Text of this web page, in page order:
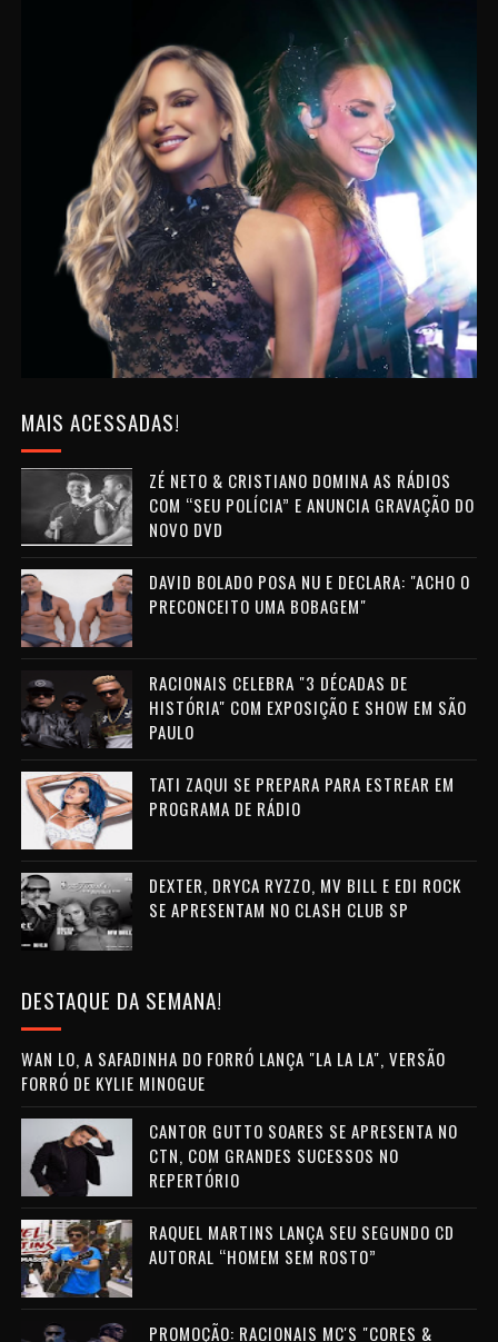
MAIS ACESSADAS!
ZÉ NETO & CRISTIANO DOMINA AS RÁDIOS
COM “SEU POLÍCIA” E ANUNCIA GRAVAÇÃO DO
NOVO DVD
DAVID BOLADO POSA NU E DECLARA: "ACHO O
PRECONCEITO UMA BOBAGEM"
RACIONAIS CELEBRA "3 DÉCADAS DE
HISTÓRIA" COM EXPOSIÇÃO E SHOW EM SÃO
PAULO
TATI ZAQUI SE PREPARA PARA ESTREAR EM
PROGRAMA DE RÁDIO
DEXTER, DRYCA RYZZO, MV BILL E EDI ROCK
SE APRESENTAM NO CLASH CLUB SP
DESTAQUE DA SEMANA!
WAN LO, A SAFADINHA DO FORRÓ LANÇA "LA LA LA", VERSÃO
FORRÓ DE KYLIE MINOGUE
CANTOR GUTTO SOARES SE APRESENTA NO
CTN, COM GRANDES SUCESSOS NO
REPERTÓRIO
RAQUEL MARTINS LANÇA SEU SEGUNDO CD
AUTORAL “HOMEM SEM ROSTO”
PROMOÇÃO: RACIONAIS MC'S "CORES &